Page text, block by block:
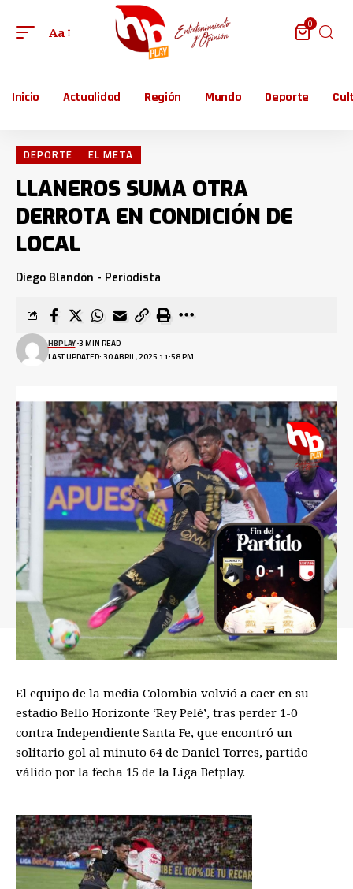
Aa
0
Inicio Actualidad Región Mundo Deporte
DEPORTE EL META
LLANEROS SUMA OTRA
DERROTA EN CONDICIÓN DE
LOCAL
Diego Blandón - Periodista
LAST UPDATED: 30 ABRIL, 2025 11:58 PM
HBPLAY 3 MIN READ
El equipo de la media Colombia volvió a caer en su
estadio Bello Horizonte ‘Rey Pelé’, tras perder 1-0
contra Independiente Santa Fe, que encontró un
solitario gol al minuto 64 de Daniel Torres, partido
válido por la fecha 15 de la Liga Betplay.